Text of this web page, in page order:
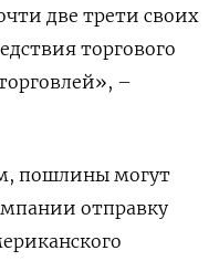
две трети своих
торгового
–
пошлины могут
отправку